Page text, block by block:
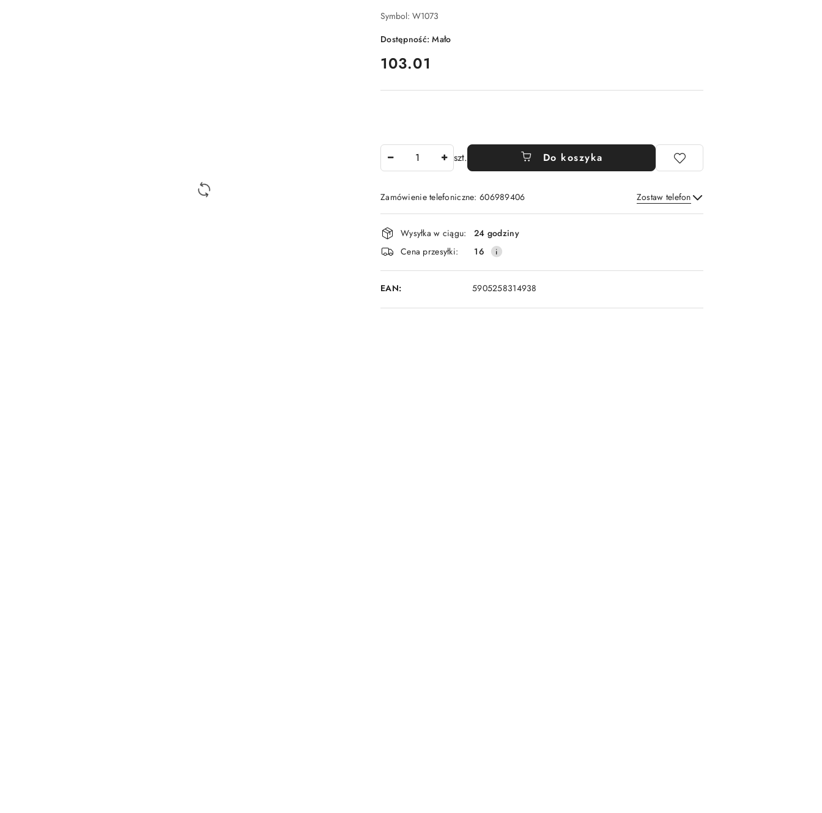
Symbol: W1073
Dostępność:Mało
cena:
103.01
szt. Do koszyka
Zamówienie telefoniczne: 606989406 Zostaw telefon
Wyślij
Dostępność
i
dostawa
Wysyłka w ciągu:
24 godziny
Cena przesyłki:
16
EAN: 5905258314938